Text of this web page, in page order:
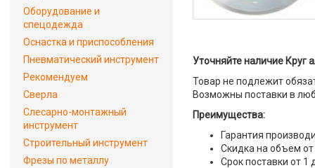
Уточняйте наличие Круг
Товар не подлежит
Возможны поставки в
Преимущества:
Гарантия
Скидка на объем от
Срок поставки от 1
Оборудование и
спецодежда
Оснастка и приспособления
Пневматический инструмент
Рекомендуем
Сверла
Слесарно-монтажный
инструмент
Строительный инструмент
Фрезы по металлу